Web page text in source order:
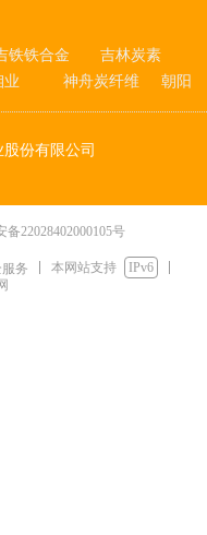
份有限公司
铁铁合金
吉林炭素
业 神舟炭纤维
朝阳
备22028402000105号
务 本网站支持
IPv6